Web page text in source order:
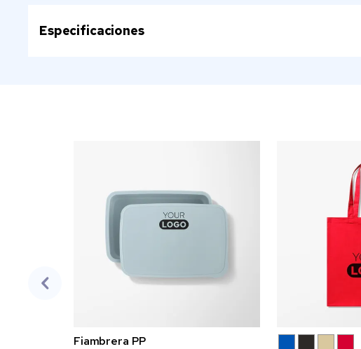
Especificaciones
Fiambrera PP